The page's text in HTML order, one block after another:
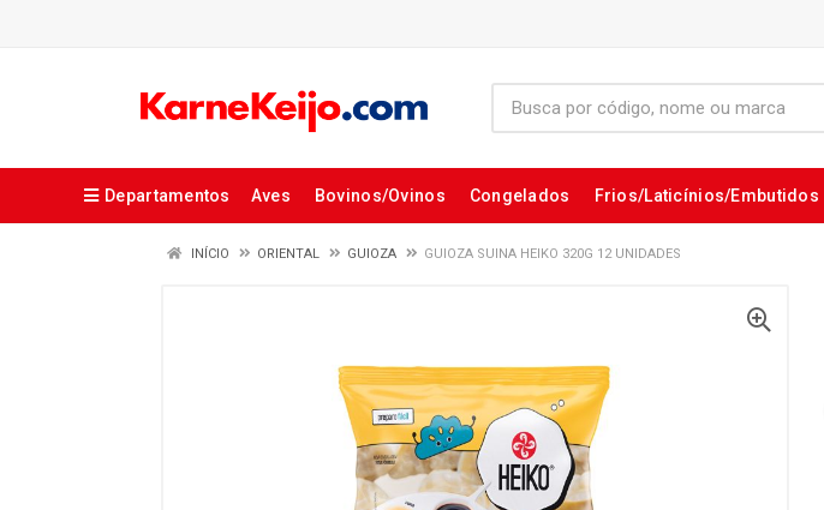
Departamentos Aves Bovinos/Ovinos Congelados Frios/Laticínios/Embutidos
INÍCIO ORIENTAL GUIOZA GUIOZA SUINA HEIKO 320G 12 UNIDADES